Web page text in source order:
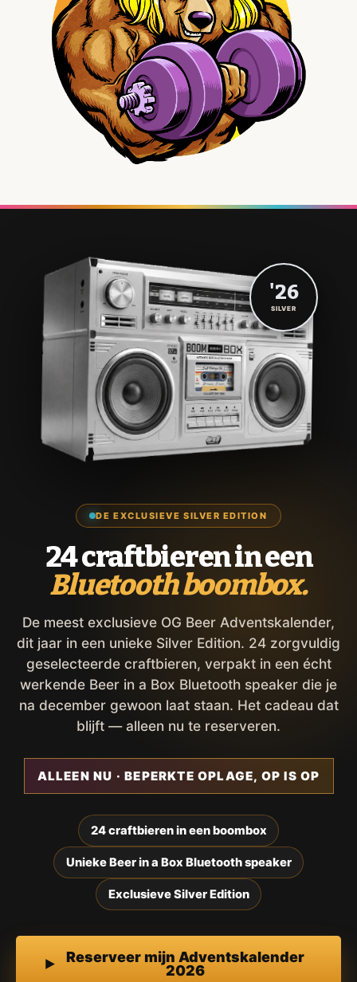
DE EXCLUSIEVE SILVER EDITION
24 craftbieren in een
Bluetooth boombox.
De meest exclusieve OG Beer Adventskalender,
dit jaar in een unieke Silver Edition. 24 zorgvuldig
geselecteerde craftbieren, verpakt in een écht
werkende Beer in a Box Bluetooth speaker die je
na december gewoon laat staan. Het cadeau dat
blijft — alleen nu te reserveren.
ALLEEN NU · BEPERKTE OPLAGE, OP IS OP
24 craftbieren in een boombox
Unieke Beer in a Box Bluetooth speaker
Exclusieve Silver Edition
Reserveer mijn Adventskalender
2026
'26
SILVER